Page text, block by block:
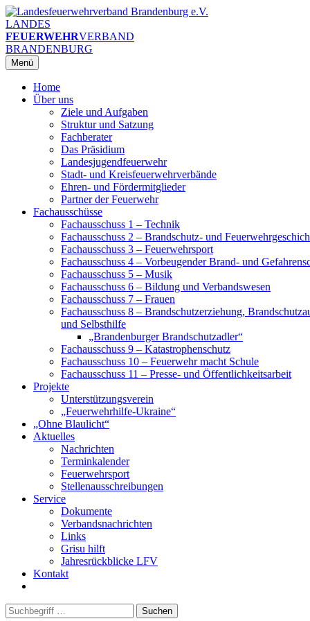
Zum
Inhalt
springen
LANDES
FEUERWEHRVERBAND
BRANDENBURG
Menü
Home
Über uns
Ziele und Aufgaben
Struktur und Satzung
Fachberater
Das Präsidium
Landesjugendfeuerwehr
Stadt- und Kreisfeuerwehrverbände
Ehren- und Fördermitglieder
Partner der Feuerwehr
Fachausschüsse
Fachausschuss 1 – Technik
Fachausschuss 2 – Brandschutz- und
Fachausschuss 3 – Feuerwehrsport
Fachausschuss 4 – Vorbeugender Brand- und
Fachausschuss 5 – Musik
Fachausschuss 6 – Bildung und Verbandswesen
Fachausschuss 7 – Frauen
Fachausschuss 8 – Brandschutzerziehung,
und Selbsthilfe
„Brandenburger Brandschutzadler“
Fachausschuss 9 – Katastrophenschutz
Fachausschuss 10 – Feuerwehr macht Schule
Fachausschuss 11 – Presse- und Öffentlichkeitsarbeit
Projekte
Unterstützungsverein
„Feuerwehrhilfe-Ukraine“
„Ohne Blaulicht“
Aktuelles
Nachrichten
Terminkalender
Feuerwehrsport
Stellenausschreibungen
Service
Dokumente
Verbandsnachrichten
Links
Grisu hilft
Jahresrückblicke LFV
Kontakt
Suchen